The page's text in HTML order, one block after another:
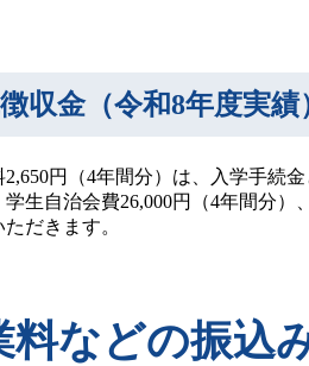
収金（令和8年度実績
円（4年間分）は、入学手続
生自治会費26,000円（4年間分）
だきます。
料などの振込